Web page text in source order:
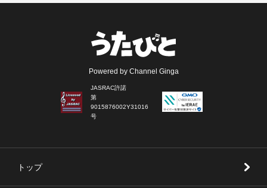
Powered by Channel Ginga
JASRAC許諾
第
9015876002Y31016
号
トップ